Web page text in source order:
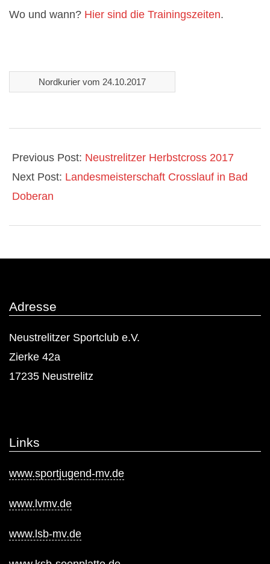
a
l
e
n
t
r
i
n
g
t
b
e
g
Wo und wann? Hier sind die Trainingszeiten.
Nordkurier vom 24.10.2017
10-
24
Previous Post: Neustrelitzer Herbstcross 2017
Next Post: Landesmeisterschaft Crosslauf in Bad
Doberan
Adresse
Neustrelitzer Sportclub e.V.
Zierke 42a
17235 Neustrelitz
Links
www.sportjugend-mv.de
www.lvmv.de
www.lsb-mv.de